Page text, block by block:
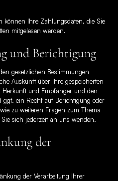
können Ihre Zahlungsdaten, die Sie
mitgelesen werden.
und Berichtigung
gesetzlichen Bestimmungen
Auskunft über Ihre gespeicherten
Herkunft und Empfänger und den
ggf. ein Recht auf Berichtigung oder
zu weiteren Fragen zum Thema
sich jederzeit an uns wenden.
der
der Verarbeitung Ihrer